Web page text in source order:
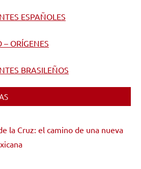
ESPAÑOLES
– ORÍGENES
BRASILEÑOS
la Cruz: el camino de una nueva